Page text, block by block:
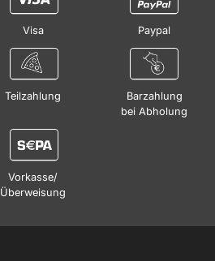
Visa Paypal
Teilzahlung
Barzahlung
bei Abholung
Vorkasse/
Überweisung